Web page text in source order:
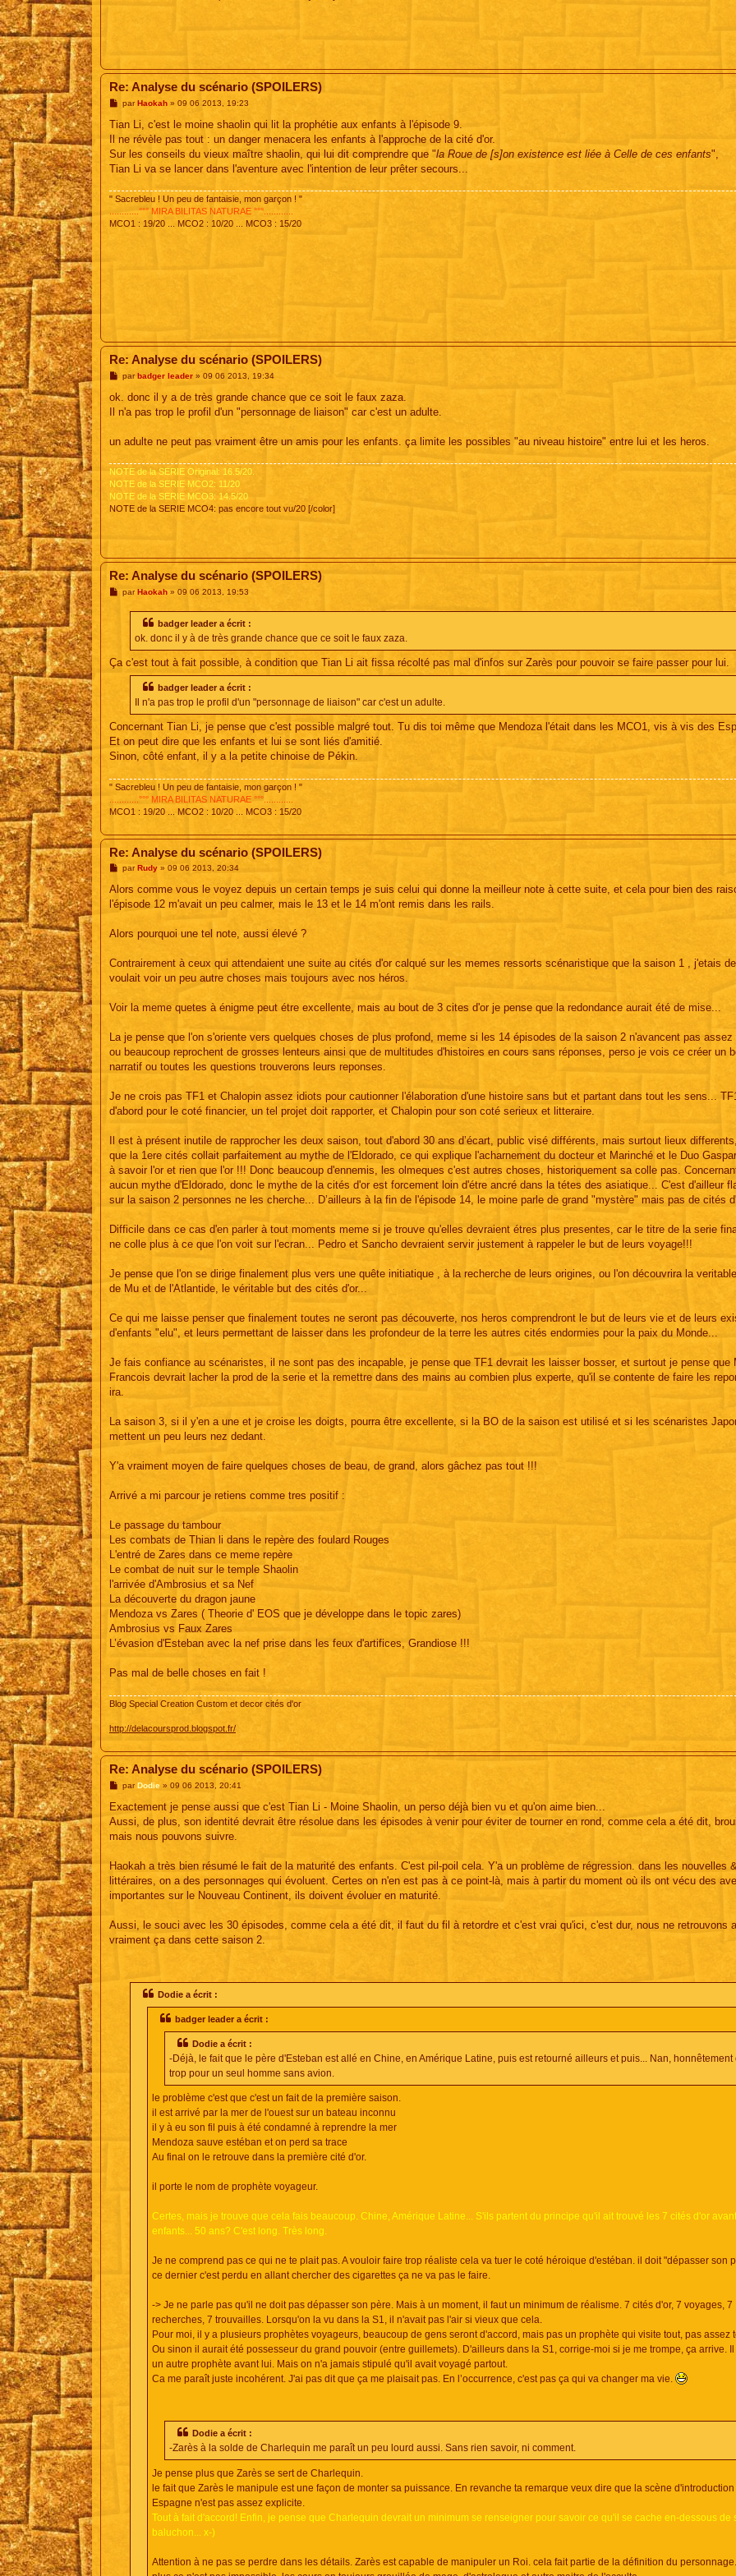
Re: Analyse du scénario (SPOILERS)
M
s
a
g
parHaokah» 09 06 2013, 19:23
Tian Li, c'est le moine shaolin qui lit la prophétie aux enfants à l'épisode 9.
Il ne révèle pas tout : un danger menacera les enfants à l'approche de la cité d'or.
Sur les conseils du vieux maître shaolin, qui lui dit comprendre que "la Roue de [s]on existence est liée à Celle de ces enfants",
Tian Li va se lancer dans l'aventure avec l'intention de leur prêter secours...
" Sacrebleu ! Un peu de fantaisie, mon garçon ! "
............°°° MIRA BILITAS NATURAE °°°............
MCO1 : 19/20 ... MCO2 : 10/20 ... MCO3 : 15/20
Re: Analyse du scénario (SPOILERS)
M
s
a
parbadger leader» 09 06 2013, 19:34
ok. donc il y a de très grande chance que ce soit le faux zaza.
Il n'a pas trop le profil d'un "personnage de liaison" car c'est un adulte.
un adulte ne peut pas vraiment être un amis pour les enfants. ça limite les possibles "au niveau histoire" entre lui et les heros.
NOTE de la SERIE Original: 16.5/20.
NOTE de la SERIE MCO2: 11/20
NOTE de la SERIE MCO3: 14.5/20
NOTE de la SERIE MCO4: pas encore tout vu/20 [/color]
Re: Analyse du scénario (SPOILERS)
MparHaokah» 09 06 2013, 19:53
badger leader a écrit :
ok. donc il y à de très grande chance que ce soit le faux zaza.
Ça c'est tout à fait possible, à condition que Tian Li ait fissa récolté pas mal d'infos sur Zarès pour pouvoir se faire passer pour lui.
badger leader a écrit :
Il n'a pas trop le profil d'un "personnage de liaison" car c'est un adulte.
Concernant Tian Li, je pense que c'est possible malgré tout. Tu dis toi même que Mendoza l'était dans les MCO1, vis à vis des
Et on peut dire que les enfants et lui se sont liés d'amitié.
Sinon, côté enfant, il y a la petite chinoise de Pékin.
" Sacrebleu ! Un peu de fantaisie, mon garçon ! "
............°°° MIRA BILITAS NATURAE °°°............
MCO1 : 19/20 ... MCO2 : 10/20 ... MCO3 : 15/20
Re: Analyse du scénario (SPOILERS)
M
s
a
par Rudy» 09 06 2013, 20:34
Alors comme vous le voyez depuis un certain temps je suis celui qui donne la meilleur note à cette suite, et cela pour bien des
l'épisode 12 m'avait un peu calmer, mais le 13 et le 14 m'ont remis dans les rails.
Alors pourquoi une tel note, aussi élevé ?
Contrairement à ceux qui attendaient une suite au cités d'or calqué sur les memes ressorts scénaristique que la saison 1 , j'etais
voulait voir un peu autre choses mais toujours avec nos héros.
Voir la meme quetes à énigme peut étre excellente, mais au bout de 3 cites d'or je pense que la redondance aurait été de mise...
La je pense que l'on s'oriente vers quelques choses de plus profond, meme si les 14 épisodes de la saison 2 n'avancent pas
ou beaucoup reprochent de grosses lenteurs ainsi que de multitudes d'histoires en cours sans réponses, perso je vois ce créer un
narratif ou toutes les questions trouverons leurs reponses.
Je ne crois pas TF1 et Chalopin assez idiots pour cautionner l'élaboration d'une histoire sans but et partant dans tout les sens...
d'abord pour le coté financier, un tel projet doit rapporter, et Chalopin pour son coté serieux et litteraire.
Il est à présent inutile de rapprocher les deux saison, tout d'abord 30 ans d’écart, public visé différents, mais surtout lieux
que la 1ere cités collait parfaitement au mythe de l'Eldorado, ce qui explique l'acharnement du docteur et Marinché et le Duo
à savoir l'or et rien que l'or !!! Donc beaucoup d'ennemis, les olmeques c'est autres choses, historiquement sa colle pas.
aucun mythe d'Eldorado, donc le mythe de la cités d'or est forcement loin d'étre ancré dans la tétes des asiatique... C'est d'ailleur
sur la saison 2 personnes ne les cherche... D’ailleurs à la fin de l'épisode 14, le moine parle de grand "mystère" mais pas de cités
Difficile dans ce cas d'en parler à tout moments meme si je trouve qu'elles devraient étres plus presentes, car le titre de la serie
ne colle plus à ce que l'on voit sur l'ecran... Pedro et Sancho devraient servir justement à rappeler le but de leurs voyage!!!
Je pense que l'on se dirige finalement plus vers une quête initiatique , à la recherche de leurs origines, ou l'on découvrira la
de Mu et de l'Atlantide, le véritable but des cités d'or...
Ce qui me laisse penser que finalement toutes ne seront pas découverte, nos heros comprendront le but de leurs vie et de leurs
d'enfants "elu", et leurs permettant de laisser dans les profondeur de la terre les autres cités endormies pour la paix du Monde...
Je fais confiance au scénaristes, il ne sont pas des incapable, je pense que TF1 devrait les laisser bosser, et surtout je pense que
Francois devrait lacher la prod de la serie et la remettre dans des mains au combien plus experte, qu'il se contente de faire les
ira.
La saison 3, si il y'en a une et je croise les doigts, pourra être excellente, si la BO de la saison est utilisé et si les scénaristes
mettent un peu leurs nez dedant.
Y'a vraiment moyen de faire quelques choses de beau, de grand, alors gâchez pas tout !!!
Arrivé a mi parcour je retiens comme tres positif :
Le passage du tambour
Les combats de Thian li dans le repère des foulard Rouges
L'entré de Zares dans ce meme repère
Le combat de nuit sur le temple Shaolin
l'arrivée d'Ambrosius et sa Nef
La découverte du dragon jaune
Mendoza vs Zares ( Theorie d' EOS que je développe dans le topic zares)
Ambrosius vs Faux Zares
L’évasion d'Esteban avec la nef prise dans les feux d'artifices, Grandiose !!!
Pas mal de belle choses en fait !
Blog Special Creation Custom et decor cités d'or
http://delacoursprod.blogspot.fr/
Re: Analyse du scénario (SPOILERS)
M
s
a
g
par Dodie » 09 06 2013, 20:41
Exactement je pense aussi que c'est Tian Li - Moine Shaolin, un perso déjà bien vu et qu'on aime bien...
Aussi, de plus, son identité devrait être résolue dans les épisodes à venir pour éviter de tourner en rond, comme cela a été dit,
mais nous pouvons suivre.
Haokah a très bien résumé le fait de la maturité des enfants. C'est pil-poil cela. Y'a un problème de régression. dans les nouvelles
littéraires, on a des personnages qui évoluent. Certes on n'en est pas à ce point-là, mais à partir du moment où ils ont vécu des
importantes sur le Nouveau Continent, ils doivent évoluer en maturité.
Aussi, le souci avec les 30 épisodes, comme cela a été dit, il faut du fil à retordre et c'est vrai qu'ici, c'est dur, nous ne retrouvons
vraiment ça dans cette saison 2.
Dodie a écrit :
badger leader a écrit :
Dodie a écrit :
-Déjà, le fait que le père d'Esteban est allé en Chine, en Amérique Latine, puis est retourné ailleurs et puis... Nan, honnêtement
trop pour un seul homme sans avion.
le problème c'est que c'est un fait de la première saison.
il est arrivé par la mer de l'ouest sur un bateau inconnu
il y à eu son fil puis à été condamné à reprendre la mer
Mendoza sauve estéban et on perd sa trace
Au final on le retrouve dans la première cité d'or.
il porte le nom de prophète voyageur.
Certes, mais je trouve que cela fais beaucoup. Chine, Amérique Latine... S'ils partent du principe qu'il ait trouvé les 7 cités d'or
enfants... 50 ans? C'est long. Très long.
Je ne comprend pas ce qui ne te plait pas. A vouloir faire trop réaliste cela va tuer le coté héroique d'estéban. il doit "dépasser son
ce dernier c'est perdu en allant chercher des cigarettes ça ne va pas le faire.
-> Je ne parle pas qu'il ne doit pas dépasser son père. Mais à un moment, il faut un minimum de réalisme. 7 cités d'or, 7 voyages, 7
recherches, 7 trouvailles. Lorsqu'on la vu dans la S1, il n'avait pas l'air si vieux que cela.
Pour moi, il y a plusieurs prophètes voyageurs, beaucoup de gens seront d'accord, mais pas un prophète qui visite tout, pas assez
Ou sinon il aurait été possesseur du grand pouvoir (entre guillemets). D'ailleurs dans la S1, corrige-moi si je me trompe, ça arrive.
un autre prophète avant lui. Mais on n'a jamais stipulé qu'il avait voyagé partout.
Ca me paraît juste incohérent. J'ai pas dit que ça me plaisait pas. En l’occurrence, c'est pas ça qui va changer ma vie.
Dodie a écrit :
-Zarès à la solde de Charlequin me paraît un peu lourd aussi. Sans rien savoir, ni comment.
Je pense plus que Zarès se sert de Charlequin.
le fait que Zarès le manipule est une façon de monter sa puissance. En revanche ta remarque veux dire que la scène d'introduction
Espagne n'est pas assez explicite.
Tout à fait d'accord! Enfin, je pense que Charlequin devrait un minimum se renseigner pour savoir ce qu'il se cache en-dessous de
baluchon... x-)
Attention à ne pas se perdre dans les détails. Zarès est capable de manipuler un Roi. cela fait partie de la définition du